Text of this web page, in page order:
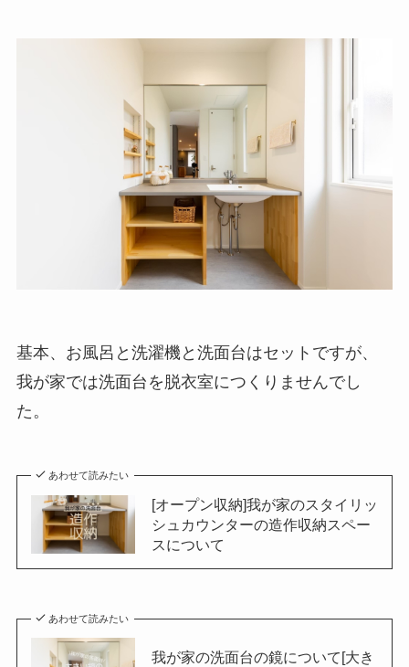
基本、お風呂と洗濯機と洗面台はセットですが、
我が家では洗面台を脱衣室につくりませんでし
た。
あわせて読みたい
[オープン収納]我が家のスタイリッ
シュカウンターの造作収納スペー
スについて
あわせて読みたい
我が家の洗面台の鏡について[大き